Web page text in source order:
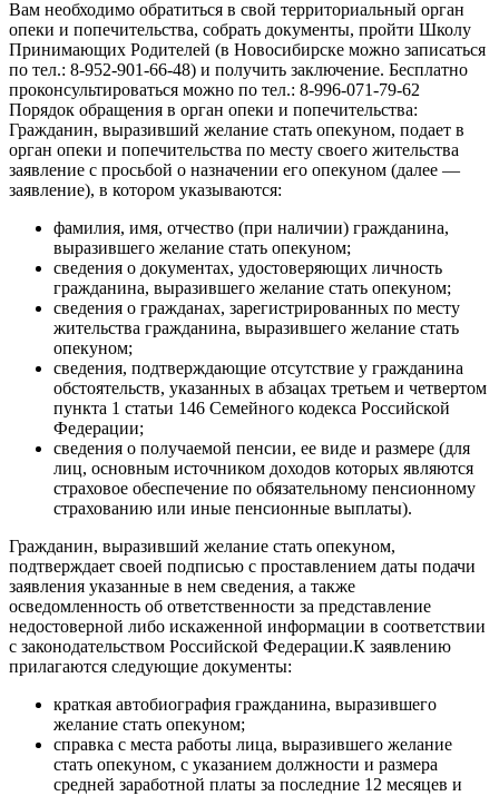
Вам необходимо обратиться в свой территориальный орган
опеки и попечительства, собрать документы, пройти Школу
Принимающих Родителей (в Новосибирске можно записаться
по тел.: 8-952-901-66-48) и получить заключение. Бесплатно
проконсультироваться можно по тел.: 8-996-071-79-62
Порядок обращения в орган опеки и попечительства:
Гражданин, выразивший желание стать опекуном, подает в
орган опеки и попечительства по месту своего жительства
заявление с просьбой о назначении его опекуном (далее —
заявление), в котором указываются:
фамилия, имя, отчество (при наличии) гражданина,
выразившего желание стать опекуном;
сведения о документах, удостоверяющих личность
гражданина, выразившего желание стать опекуном;
сведения о гражданах, зарегистрированных по месту
жительства гражданина, выразившего желание стать
опекуном;
сведения, подтверждающие отсутствие у гражданина
обстоятельств, указанных в абзацах третьем и четвертом
пункта 1 статьи 146 Семейного кодекса Российской
Федерации;
сведения о получаемой пенсии, ее виде и размере (для
лиц, основным источником доходов которых являются
страховое обеспечение по обязательному пенсионному
страхованию или иные пенсионные выплаты).
Гражданин, выразивший желание стать опекуном,
подтверждает своей подписью с проставлением даты подачи
заявления указанные в нем сведения, а также
осведомленность об ответственности за представление
недостоверной либо искаженной информации в соответствии
с законодательством Российской Федерации.К заявлению
прилагаются следующие документы:
краткая автобиография гражданина, выразившего
желание стать опекуном;
справка с места работы лица, выразившего желание
стать опекуном, с указанием должности и размера
средней заработной платы за последние 12 месяцев и